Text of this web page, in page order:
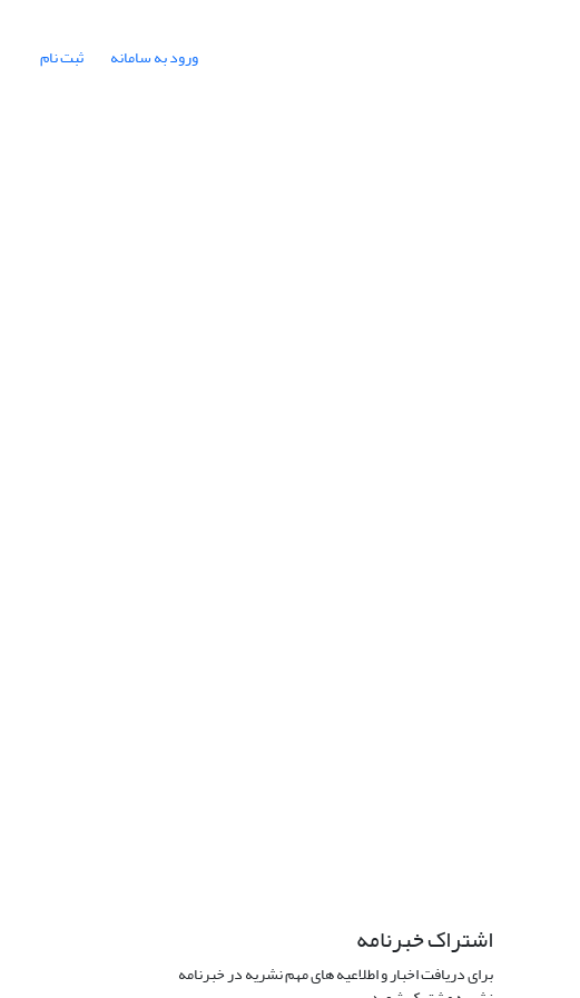
ورود به سامانه ثبت نام
اشتراک خبرنامه
برای دریافت اخبار و اطلاعیه های مهم نشریه در خبرنامه